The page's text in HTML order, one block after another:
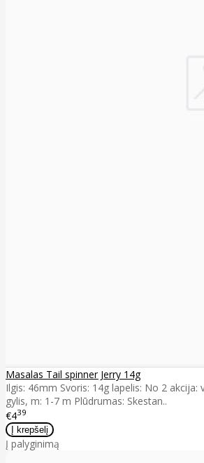
Masalas Tail spinner Jerry 14g
Ilgis: 46mm Svoris: 14g lapelis: No 2 akcija:
gylis, m: 1-7 m Plūdrumas: Skestan..
€439
Į palyginimą